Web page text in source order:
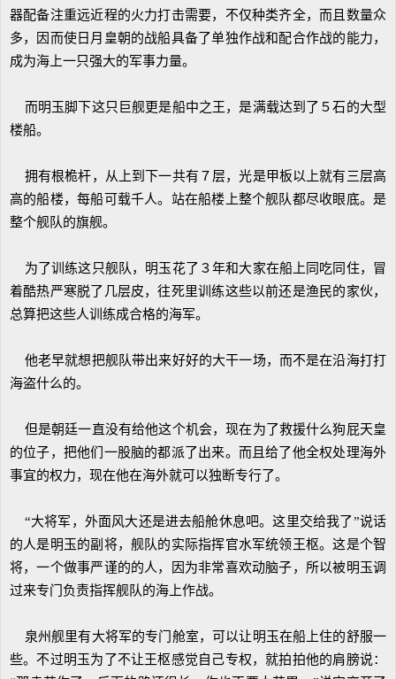
器配备注重远近程的火力打击需要，不仅种类齐全，而且数量众
多，因而使日月皇朝的战船具备了单独作战和配合作战的能力，
成为海上一只强大的军事力量。
而明玉脚下这只巨舰更是船中之王，是满载达到了５石的大型
楼船。
拥有根桅杆，从上到下一共有７层，光是甲板以上就有三层高
高的船楼，每船可载千人。站在船楼上整个舰队都尽收眼底。是
整个舰队的旗舰。
为了训练这只舰队，明玉花了３年和大家在船上同吃同住，冒
着酷热严寒脱了几层皮，往死里训练这些以前还是渔民的家伙，
总算把这些人训练成合格的海军。
他老早就想把舰队带出来好好的大干一场，而不是在沿海打打
海盗什么的。
但是朝廷一直没有给他这个机会，现在为了救援什么狗屁天皇
的位子，把他们一股脑的都派了出来。而且给了他全权处理海外
事宜的权力，现在他在海外就可以独断专行了。
“大将军，外面风大还是进去船舱休息吧。这里交给我了”说话
的人是明玉的副将，舰队的实际指挥官水军统领王枢。这是个智
将，一个做事严谨的的人，因为非常喜欢动脑子，所以被明玉调
过来专门负责指挥舰队的海上作战。
泉州舰里有大将军的专门舱室，可以让明玉在船上住的舒服一
些。不过明玉为了不让王枢感觉自己专权，就拍拍他的肩膀说：